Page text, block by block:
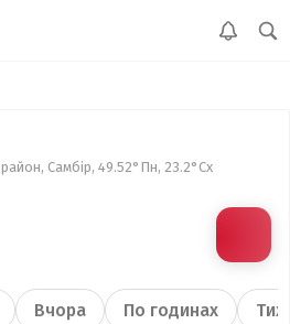
Самбір, 49.52°Пн, 23.2°Сх
Вчора По годинах